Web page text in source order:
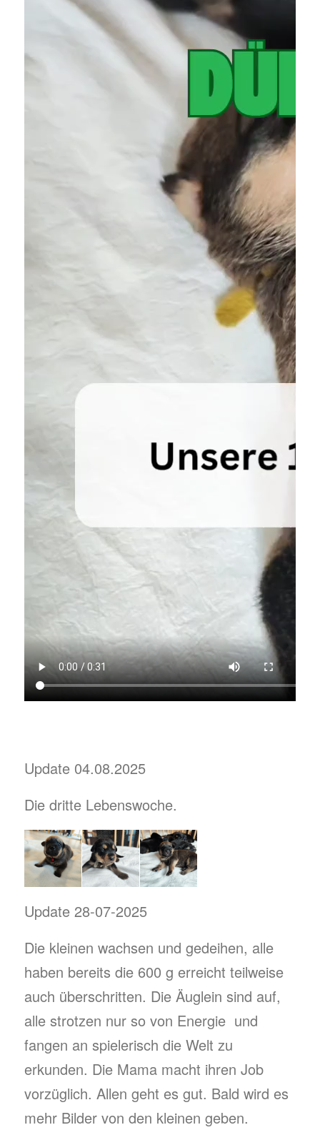
Update 04.08.2025
Die dritte Lebenswoche.
Update 28-07-2025
Die kleinen wachsen und gedeihen, alle
haben bereits die 600 g erreicht teilweise
auch überschritten. Die Äuglein sind auf,
alle strotzen nur so von Energie und
fangen an spielerisch die Welt zu
erkunden. Die Mama macht ihren Job
vorzüglich. Allen geht es gut. Bald wird es
mehr Bilder von den kleinen geben.